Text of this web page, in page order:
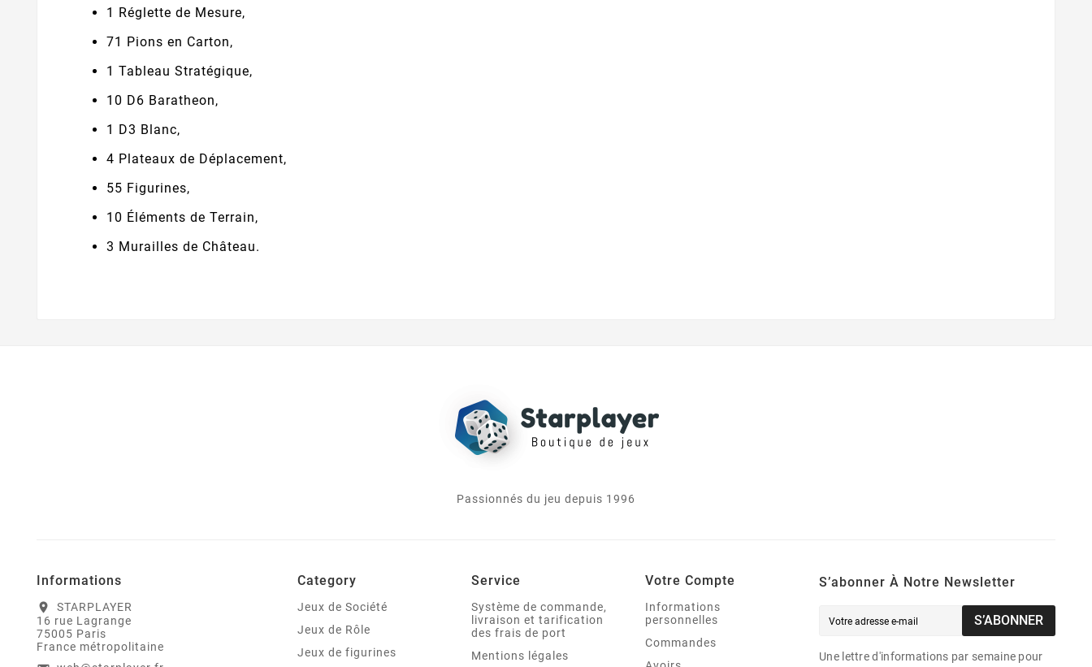
1 Réglette de Mesure,
71 Pions en Carton,
1 Tableau Stratégique,
10 D6 Baratheon,
1 D3 Blanc,
4 Plateaux de Déplacement,
55 Figurines,
10 Éléments de Terrain,
3 Murailles de Château.
Passionnés du jeu depuis 1996
Informations
location_on
STARPLAYER
16 rue Lagrange
75005 Paris
France métropolitaine
Category
Jeux de Société
Jeux de Rôle
Jeux de figurines
Service
Système de commande,
livraison et tarification
des frais de port
Mentions légales
Votre Compte
Informations
personnelles
Commandes
S’abonner À Notre Newsletter
S’ABONNER
Une lettre d'informations par semaine pour